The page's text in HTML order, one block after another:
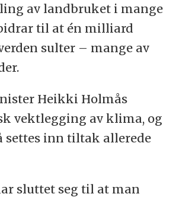
)
av landbruket i mange
til at én milliard
sulter – mange av
Heikki Holmås
vektlegging av klima, og
settes inn tiltak allerede
sluttet seg til at man